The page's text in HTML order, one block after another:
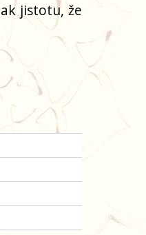
jistotu, že